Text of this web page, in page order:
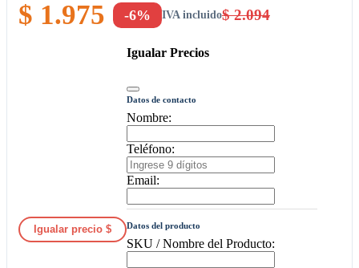
$ 1.975 -6% IVA incluido$ 2.094
Igualar precio $
Igualar Precios
Datos de contacto
Nombre:
Teléfono:
Email:
Datos del producto
SKU / Nombre del Producto: